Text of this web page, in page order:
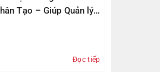
Tạo – Giúp Quản lý
Đọc tiếp